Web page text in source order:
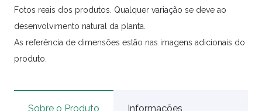
Fotos reais dos produtos. Qualquer variação se deve ao
desenvolvimento natural da planta.
As referência de dimensões estão nas imagens adicionais do
produto.
Sobre o Produto Informações